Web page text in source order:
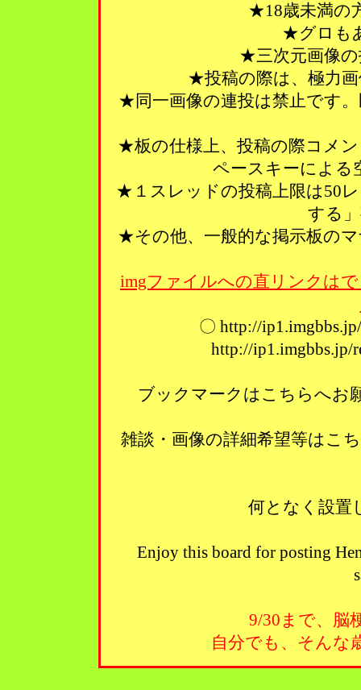
★18歳未満の
★グロも
★三次元画像
★投稿の際は、極力
★同一画像の連投は禁止です
★板の仕様上、投稿の際コメ
ペースキーによる
★１スレッドの投稿上限は50
する
★その他、一般的な掲示板の
imgファイルへの直リンクは
〇 http://
http://
ブックマークはこちらへ
雑談・画像の詳細希望等は
何となく設
Enjoy this board for posting
9/30まで、脳
自分でも、そんな